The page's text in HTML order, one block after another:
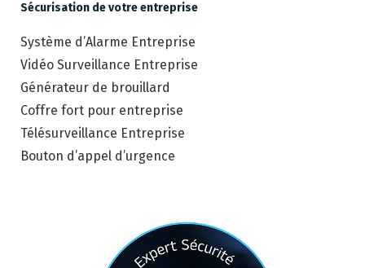
Sécurisation de votre entreprise
Système d’Alarme Entreprise
Vidéo Surveillance Entreprise
Générateur de brouillard
Coffre fort pour entreprise
Télésurveillance Entreprise
Bouton d’appel d’urgence